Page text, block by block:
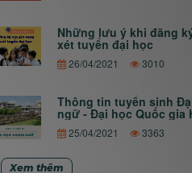
Những lưu ý khi đăng
xét tuyển đại học
26/04/2021 3010
Thông tin tuyển sinh
ngữ - Đại học Quốc gia
25/04/2021 3363
Xem thêm